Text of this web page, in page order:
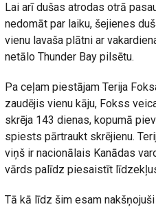
Lai arī dušas atrodas otrā
nedomāt par laiku, šejienes
vienu lavaša plātni ar
netālo Thunder Bay pilsētu.
Pa ceļam piestājam Terija
zaudējis vienu kāju, Fokss
skrēja 143 dienas, kopumā
spiests pārtraukt skrējienu.
viņš ir nacionālais Kanādas
vārds palīdz piesaistīt
Tā kā līdz šim esam